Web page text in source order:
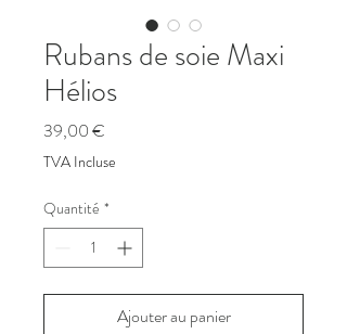
Rubans de soie Maxi
Hélios
39,00 €
TVA Incluse
Quantité *
Ajouter au panier